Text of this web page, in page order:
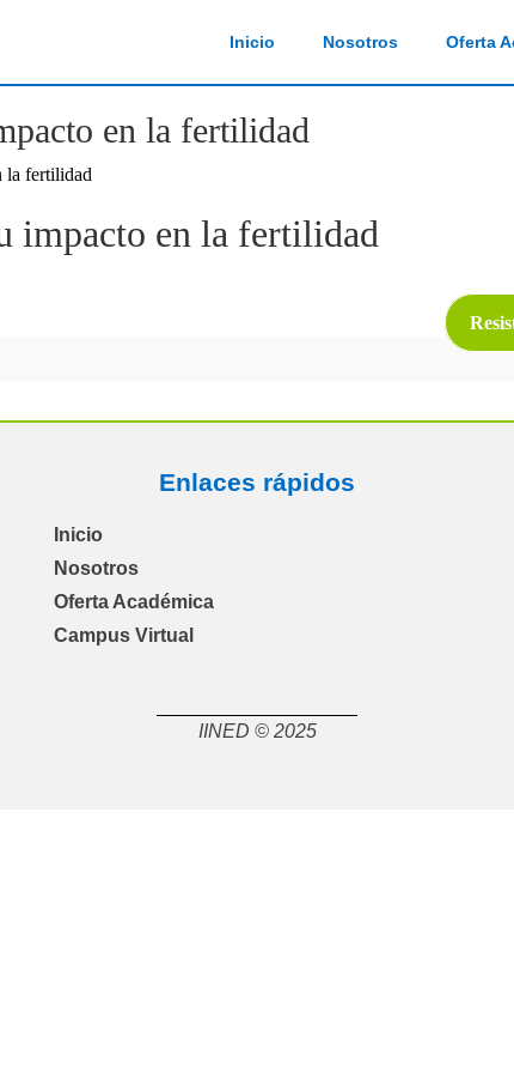
Inicio Nosotros Oferta
en la fertilidad
la fertilidad
impacto en la fertilidad
Enlaces rápidos
Inicio
Nosotros
Oferta Académica
Campus Virtual
IINED © 2025